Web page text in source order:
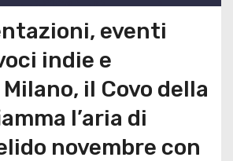
eventi
indie e
il Covo della
l’aria di
novembre con